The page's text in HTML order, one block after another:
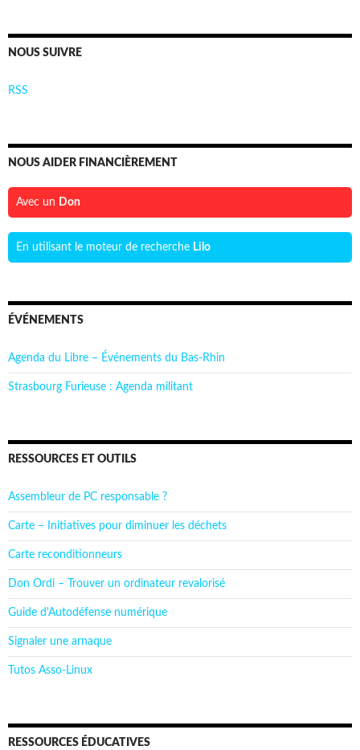
NOUS SUIVRE
RSS
NOUS AIDER FINANCIÈREMENT
Avec un Don
En utilisant le moteur de recherche Lilo
ÉVÉNEMENTS
Agenda du Libre – Événements du Bas-Rhin
Strasbourg Furieuse : Agenda militant
RESSOURCES ET OUTILS
Assembleur de PC responsable ?
Carte – Initiatives pour diminuer les déchets
Carte reconditionneurs
Don Ordi – Trouver un ordinateur revalorisé
Guide d'Autodéfense numérique
Signaler une arnaque
Tutos Asso-Linux
RESSOURCES ÉDUCATIVES